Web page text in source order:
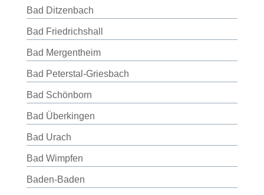
Bad Ditzenbach
Bad Friedrichshall
Bad Mergentheim
Bad Peterstal-Griesbach
Bad Schönborn
Bad Überkingen
Bad Urach
Bad Wimpfen
Baden-Baden